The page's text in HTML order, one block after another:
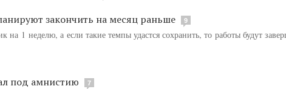
закончить на месяц раньше 9
на 1 неделю, а если такие темпы удастся сохранить, то работы будут
под амнистию 7